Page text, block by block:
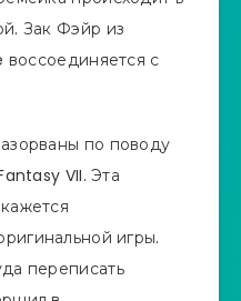
Зак Фэйр из
воссоединяется с
по поводу
VII. Эта
игры.
переписать